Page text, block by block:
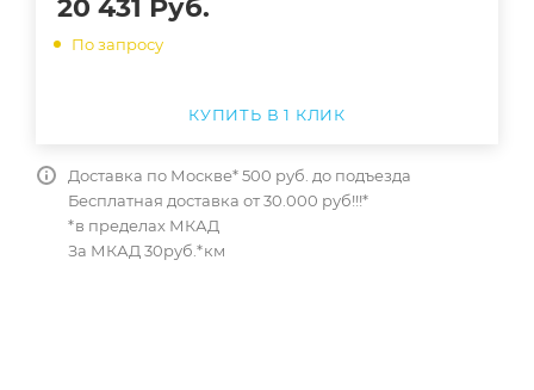
20 431 Руб.
По запросу
КУПИТЬ В 1 КЛИК
Доставка по Москве* 500 руб. до подъезда
Бесплатная доставка от 30.000 руб!!!*
*в пределах МКАД
За МКАД 30руб.*км